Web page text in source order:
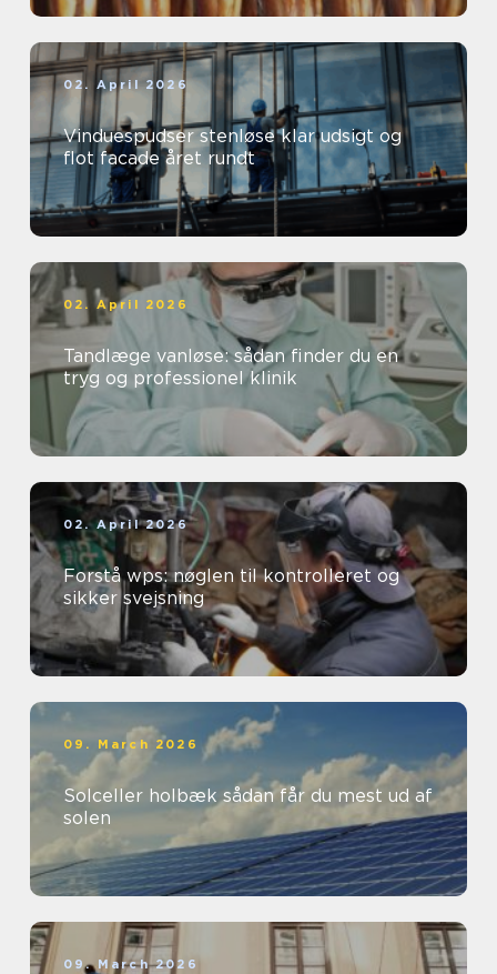
02. April 2026
Vinduespudser stenløse klar udsigt og
flot facade året rundt
02. April 2026
Tandlæge vanløse: sådan finder du en
tryg og professionel klinik
02. April 2026
Forstå wps: nøglen til kontrolleret og
sikker svejsning
09. March 2026
Solceller holbæk sådan får du mest ud af
solen
09. March 2026